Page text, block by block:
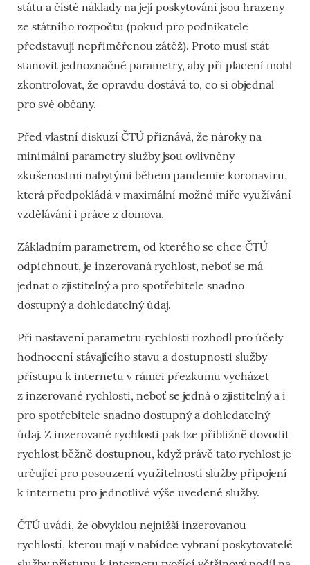
státu a čisté náklady na její poskytování jsou hrazeny
ze státního rozpočtu (pokud pro podnikatele
představují nepřiměřenou zátěž). Proto musí stát
stanovit jednoznačné parametry, aby při placení mohl
zkontrolovat, že opravdu dostává to, co si objednal
pro své občany.
Před vlastní diskuzí ČTÚ přiznává, že nároky na
minimální parametry služby jsou ovlivněny
zkušenostmi nabytými během pandemie koronaviru,
která předpokládá v maximální možné míře využívání
vzdělávání i práce z domova.
Základním parametrem, od kterého se chce ČTÚ
odpíchnout, je inzerovaná rychlost, neboť se má
jednat o zjistitelný a pro spotřebitele snadno
dostupný a dohledatelný údaj.
Při nastavení parametru rychlosti rozhodl pro účely
hodnocení stávajícího stavu a dostupnosti služby
přístupu k internetu v rámci přezkumu vycházet
z inzerované rychlosti, neboť se jedná o zjistitelný a i
pro spotřebitele snadno dostupný a dohledatelný
údaj. Z inzerované rychlosti pak lze přibližně dovodit
rychlost běžně dostupnou, když právě tato rychlost je
určující pro posouzení využitelnosti služby připojení
k internetu pro jednotlivé výše uvedené služby.
ČTÚ uvádí, že obvyklou nejnižší inzerovanou
rychlostí, kterou mají v nabídce vybraní poskytovatelé